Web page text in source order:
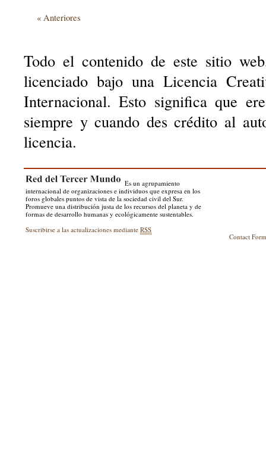
« Anteriores
Todo el contenido de este sitio
licenciado bajo una Licencia
Internacional. Esto significa que
siempre y cuando des crédito al
licencia.
Es un agrupamiento
internacional de organizaciones e individuos que expresa en los
foros globales puntos de vista de la sociedad civil del Sur.
Promueve una distribución justa de los recursos del planeta y de
formas de desarrollo humanas y ecológicamente sustentables.
Suscribirse a las actualizaciones medianteRSS
Contact Form